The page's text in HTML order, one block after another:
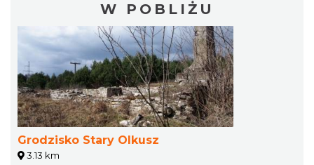
W POBLIŻU
Grodzisko Stary Olkusz
3.13 km